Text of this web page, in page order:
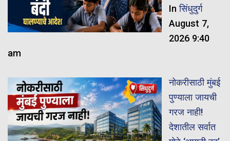
Inसिंधुदुर्ग
August 7,
2026 9:40
am
नोकरीसाठी मुंबई
पुण्याला जायची
गरज नाही!
देशातील सर्वात